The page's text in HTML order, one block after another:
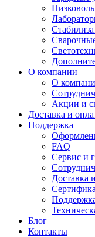
О компании
О
Акции и
Доставка и
Поддержка
FAQ
Сервис и
Доставка
Блог
Контакты